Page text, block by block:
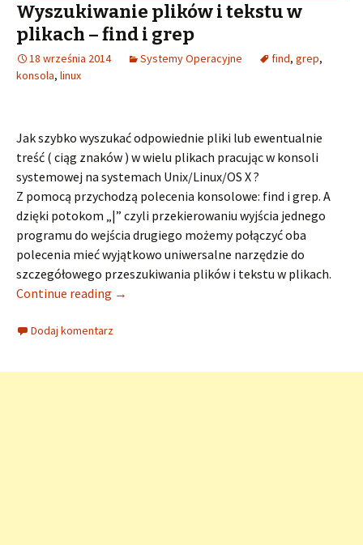
Wyszukiwanie plików i tekstu w
plikach – find i grep
18 września 2014 Systemy Operacyjne find, grep,
konsola, linux
Jak szybko wyszukać odpowiednie pliki lub ewentualnie
treść ( ciąg znaków ) w wielu plikach pracując w konsoli
systemowej na systemach Unix/Linux/OS X ?
Z pomocą przychodzą polecenia konsolowe: find i grep. A
dzięki potokom „|” czyli przekierowaniu wyjścia jednego
programu do wejścia drugiego możemy połączyć oba
polecenia mieć wyjątkowo uniwersalne narzędzie do
szczegółowego przeszukiwania plików i tekstu w plikach.
Continue reading →
Dodaj komentarz